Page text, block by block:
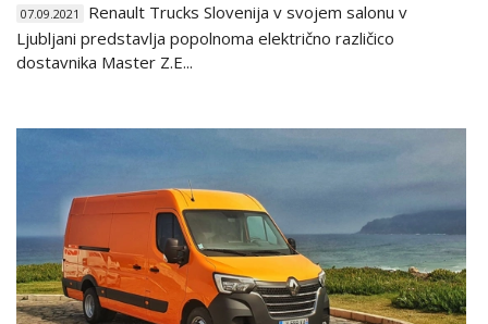
07.09.2021
Renault Trucks Slovenija v svojem salonu v
Ljubljani predstavlja popolnoma električno različico
dostavnika Master Z.E...